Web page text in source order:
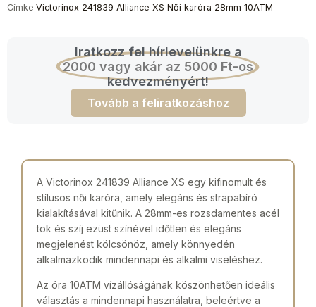
Címke Victorinox 241839 Alliance XS Női karóra 28mm 10ATM
Iratkozz fel hírlevelünkre a
2000 vagy akár az 5000 Ft-os
kedvezményért!
Tovább a feliratkozáshoz
A Victorinox 241839 Alliance XS egy kifinomult és
stílusos női karóra, amely elegáns és strapabíró
kialakításával kitűnik. A 28mm-es rozsdamentes acél
tok és szíj ezüst színével időtlen és elegáns
megjelenést kölcsönöz, amely könnyedén
alkalmazkodik mindennapi és alkalmi viseléshez.
Az óra 10ATM vízállóságának köszönhetően ideális
választás a mindennapi használatra, beleértve a